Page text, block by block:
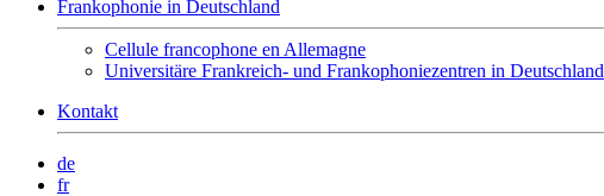
Frankophonie in Deutschland
Cellule francophone en Allemagne
Universitäre Frankreich- und Frankophoniezentren in Deutschland
Kontakt
de
fr